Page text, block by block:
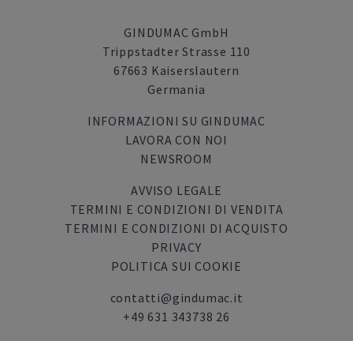
GINDUMAC GmbH
Trippstadter Strasse 110
67663 Kaiserslautern
Germania
INFORMAZIONI SU GINDUMAC
LAVORA CON NOI
NEWSROOM
AVVISO LEGALE
TERMINI E CONDIZIONI DI VENDITA
TERMINI E CONDIZIONI DI ACQUISTO
PRIVACY
POLITICA SUI COOKIE
contatti@gindumac.it
+49 631 343738 26